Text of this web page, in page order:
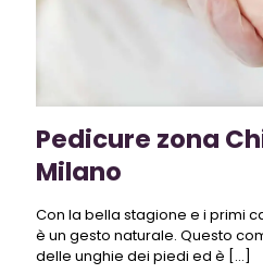
Pedicure zona
Milano
Con la bella stagione e i primi
è un gesto naturale. Questo
delle unghie dei piedi ed è […]